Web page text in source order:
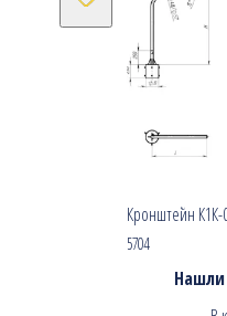
Кронштейн К1К-
5704